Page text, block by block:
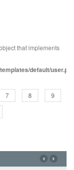
that implements
default/
7 8
9